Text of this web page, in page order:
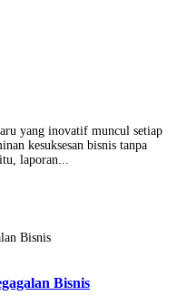
yang inovatif muncul setiap
kesuksesan bisnis tanpa
laporan...
Bisnis